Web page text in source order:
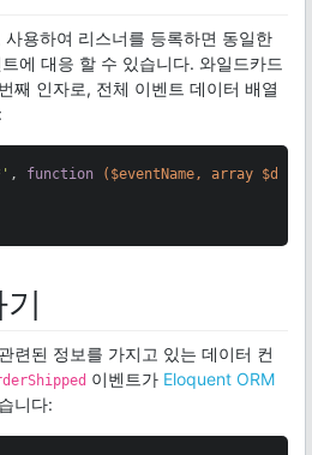
용하여 리스너를 등록하면 동일한
에 대응 할 수 있습니다. 와일드카드
째 인자로, 전체 이벤트 데이터 배열
, function
($eventName, array $data)
련된 정보를 가지고 있는 데이터 컨
이벤트가 Eloquent ORM
니다: